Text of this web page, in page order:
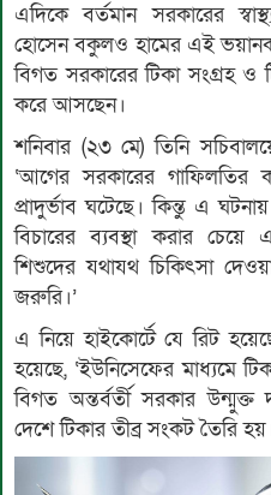
এদিকে বর্তমান সরকারের
হোসেন বকুলও হামের এই ভয়ানক
বিগত সরকারের টিকা সংগ্রহ ও
করে আসছেন।
শনিবার (২৩ মে) তিনি
‘আগের সরকারের গাফিলতির
প্রাদুর্ভাব ঘটেছে। কিন্তু এ
বিচারের ব্যবস্থা করার চেয়ে
শিশুদের যথাযথ চিকিৎসা
জরুরি।’
এ নিয়ে হাইকোর্টে যে রিট
হয়েছে, ‘ইউনিসেফের মাধ্যমে
বিগত অন্তর্বর্তী সরকার
দেশে টিকার তীব্র সংকট তৈরি